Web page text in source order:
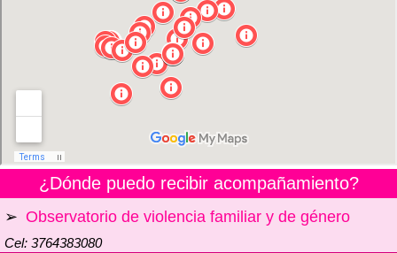
¿Dónde puedo recibir acompañamiento?
➢ Observatorio de violencia familiar y de género
Cel: 3764383080